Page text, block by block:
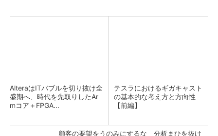
AlteraはITバブルを切り抜け全
盛期へ、時代を先取りしたAr
mコア＋FPGA...
テスラにおけるギガキャスト
の基本的な考え方と方向性
【前編】
顧客の要望をうのみにするな 分析まひを抜け